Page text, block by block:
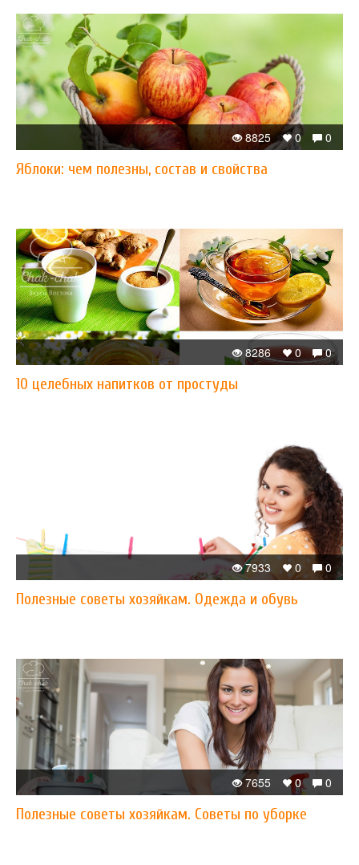
0
0
8825
Яблоки: чем полезны, состав и свойства
0
0
8286
10 целебных напитков от простуды
0
0
7933
Полезные советы хозяйкам. Одежда и обувь
0
0
7655
Полезные советы хозяйкам. Советы по уборке